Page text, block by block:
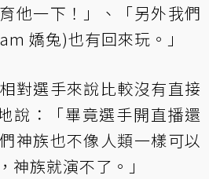
他一下！」、「另外我們
嬌兔)也有回來玩。」
對選手來說比較沒有直接
說：「畢竟選手開直播還
神族也不像人類一樣可以
神族就演不了。」